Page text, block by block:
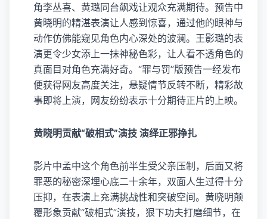
角李丛喜、黄璐同台飙戏让观众充满期待。预告中
黄晓明的精湛表演让人感到惊喜，通过他的眼神与
动作仿佛能窥见角色内心深处的波澜。王影璐的表
演更令少女添上一抹神秘色彩，让人看不透角色的
真面目对角色充满好奇。“罪与罚”版预告一经发布
便获得网友高度关注，悬疑情节反转不断，精彩故
事即将上演，网友纷纷表示十分期待正片的上映。
黄晓明贡献“破相式”演技 演绎正邪挣扎
影片中孟中这个角色前半生受父亲压制，后面又将
罪恶的秘密深埋心底二十余年，双面人生过得十分
压抑，在表演上充满挑战性和突破空间。黄晓明颠
覆形象贡献“破相式”演技，狠下功夫打磨细节，在